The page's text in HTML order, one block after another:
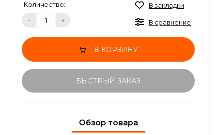
Количество:
- +
В закладки
В сравнение
В КОРЗИНУ
БЫСТРЫЙ ЗАКАЗ
Обзор товара